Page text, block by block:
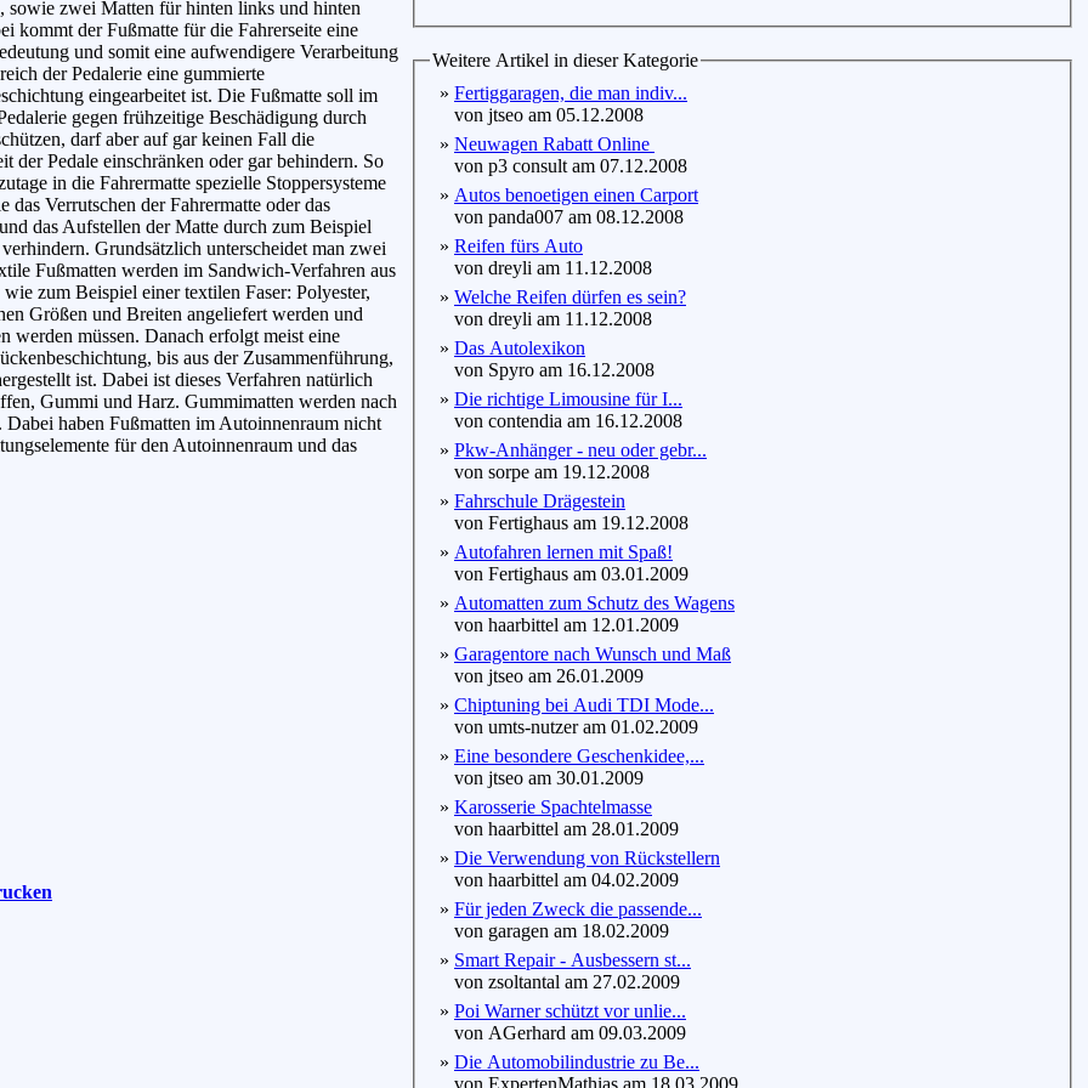
sowie zwei Matten für hinten links und hinten
kommt der Fußmatte für die Fahrerseite eine
und somit eine aufwendigere Verarbeitung
der Pedalerie eine gummierte
eingearbeitet ist. Die Fußmatte soll im
gegen frühzeitige Beschädigung durch
darf aber auf gar keinen Fall die
der Pedale einschränken oder gar behindern. So
in die Fahrermatte spezielle Stoppersysteme
das Verrutschen der Fahrermatte oder das
das Aufstellen der Matte durch zum Beispiel
Grundsätzlich unterscheidet man zwei
Fußmatten werden im Sandwich-Verfahren aus
zum Beispiel einer textilen Faser: Polyester,
Größen und Breiten angeliefert werden und
werden müssen. Danach erfolgt meist eine
bis aus der Zusammenführung,
ist. Dabei ist dieses Verfahren natürlich
Gummi und Harz. Gummimatten werden nach
haben Fußmatten im Autoinnenraum nicht
für den Autoinnenraum und das
Weitere Artikel in dieser Kategorie
» Fertiggaragen, die man indiv...
von jtseo am 05.12.2008
» Neuwagen Rabatt Online
von p3 consult am 07.12.2008
» Autos benoetigen einen Carport
von panda007 am 08.12.2008
» Reifen fürs Auto
von dreyli am 11.12.2008
» Welche Reifen dürfen es sein?
von dreyli am 11.12.2008
» Das Autolexikon
von Spyro am 16.12.2008
» Die richtige Limousine für I...
von contendia am 16.12.2008
» Pkw-Anhänger - neu oder gebr...
von sorpe am 19.12.2008
» Fahrschule Drägestein
von Fertighaus am 19.12.2008
» Autofahren lernen mit Spaß!
von Fertighaus am 03.01.2009
» Automatten zum Schutz des Wagens
von haarbittel am 12.01.2009
» Garagentore nach Wunsch und Maß
von jtseo am 26.01.2009
» Chiptuning bei Audi TDI Mode...
von umts-nutzer am 01.02.2009
» Eine besondere Geschenkidee,...
von jtseo am 30.01.2009
» Karosserie Spachtelmasse
von haarbittel am 28.01.2009
» Die Verwendung von Rückstellern
von haarbittel am 04.02.2009
» Für jeden Zweck die passende...
von garagen am 18.02.2009
» Smart Repair - Ausbessern st...
von zsoltantal am 27.02.2009
» Poi Warner schützt vor unlie...
von AGerhard am 09.03.2009
» Die Automobilindustrie zu Be...